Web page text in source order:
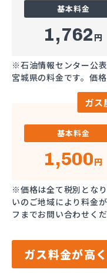
基本料金
1,762 円
※石油情報センター公
宮城県の料金です。価
ガス
基本料金
1,500円
※価格は全て税別とな
いのご地域により料金
フまでお問い合わせくだ
ガス料金が高